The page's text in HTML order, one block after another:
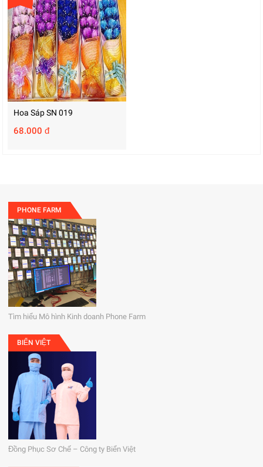
Hoa Sáp SN 019
68.000 đ
PHONE FARM
Tìm hiểu Mô hình Kinh doanh Phone Farm
BIỂN VIỆT
Đồng Phục Sơ Chế – Công ty Biển Việt